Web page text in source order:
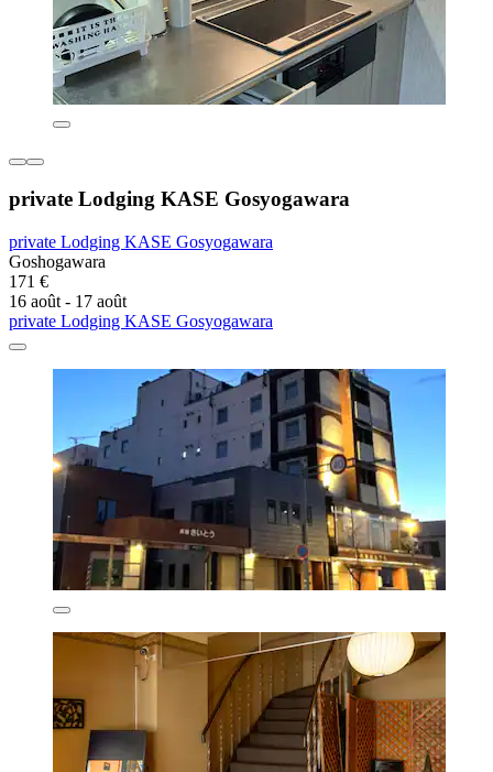
private Lodging KASE Gosyogawara
private Lodging KASE Gosyogawara
Goshogawara
171 €
16 août - 17 août
private Lodging KASE Gosyogawara